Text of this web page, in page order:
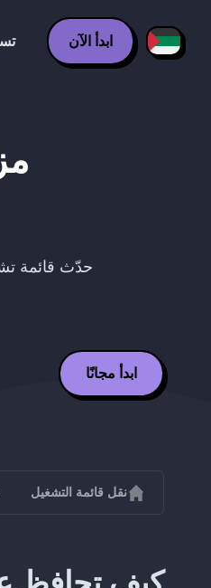
ابدأ الآن
حدّث قائمة
ابدأ مجانًا
نقل قائمة التشغيل